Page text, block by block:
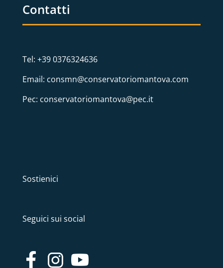
Contatti
Tel: +39 0376324636
Email: consmn@conservatoriomantova.com
Pec: conservatoriomantova@pec.it
Sostienici
Seguici sui social